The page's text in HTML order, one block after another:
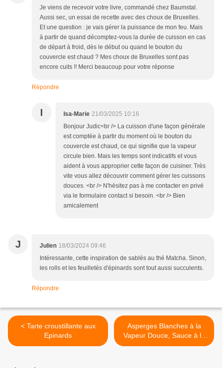
Je viens de recevoir votre livre, commandé chez Baumstal.
Aussi sec, un essai de recette avec des choux de Bruxelles.
Et une question : je vais gérer la puissance de mon feu. Mais
à partir de quand décomptez-vous la durée de cuisson en cas
de départ à froid, dès le début ou quand le bouton du
couvercle est chaud ? Mes choux de Bruxelles sont pas
encore cuits !! Merci beaucoup pour votre réponse
Répondre
I Isa-Marie 21/03/2025 10:16
Bonjour Judic<br /> La cuisson d'une façon générale
est comptée à partir du moment où le bouton du
couvercle est chaud, ce qui signifie que la vapeur
circule bien. Mais les temps sont indicatifs et vous
aident à vous approprier cette façon de cuisiner. Très
vite vous allez découvrir comment gérer les cuissons
douces. <br /> N'hésitez pas à me contacter en privé
via le formulaire contact si besoin. <br /> Bien
amicalement
J Julien 18/03/2024 09:46
Intéressante, cette inspiration de sablés au thé Matcha. Sinon,
les rolls et les feuilletés d'épinards sont tout aussi succulents.
Répondre
< Tarte croustillante aux
Epinards
Asperges Blanches à la
Vapeur Douce, Sauce à la
Betterave et à la Dulse >